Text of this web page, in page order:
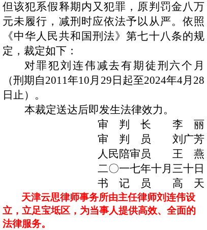
但该犯系假释期内又犯罪，原判罚金八万
元未履行，减刑时应依法予以从严。依照
《中华人民共和国刑法》第七十八条的规
定，裁定如下：
对罪犯刘连伟减去有期徒刑六个月
（刑期自2011年10月 29 日起至2024年4月 28
日止）。
本裁定送达后即发生法律效力。
审 判 长 李 丽
审 判 员 刘广芳
人民陪审员 王 燕
二〇一七年十月三十日
书 记 员 高 天
天津云思律师事务所由主任律师刘连伟设
立，立足宝坻区，为当事人提供高效、全面的
法律服务。